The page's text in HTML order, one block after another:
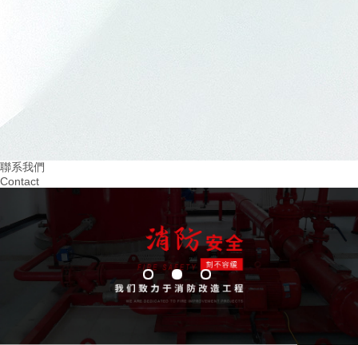
聯系我們
Contact